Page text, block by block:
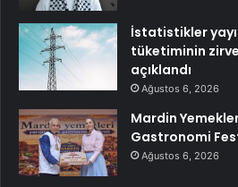
İstatistikler
tüketiminin
açıklandı
Ağustos 6, 2026
Mardin
Gastronomi
Ağustos 6, 2026